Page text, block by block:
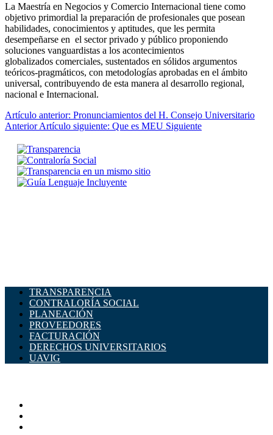
La Maestría en Negocios y Comercio Internacional tiene como
objetivo primordial la preparación de profesionales que posean
habilidades, conocimientos y aptitudes, que les permita
desempeñarse en el sector privado y público proponiendo
soluciones vanguardistas a los acontecimientos
globalizados comerciales, sustentados en sólidos argumentos
teóricos-pragmáticos, con metodologías aprobadas en el ámbito
universal, contribuyendo de esta manera al desarrollo regional,
nacional e Internacional.
Artículo anterior: Pronunciamientos del H. Consejo Universitario
Anterior Artículo siguiente: Que es MEU Siguiente
TRANSPARENCIA
CONTRALORÍA SOCIAL
PLANEACIÓN
PROVEEDORES
FACTURACIÓN
DERECHOS UNIVERSITARIOS
UAVIG